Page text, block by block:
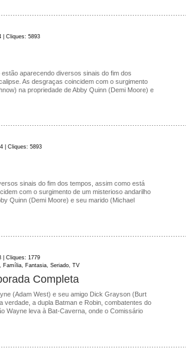
| Cliques: 5893
aparecendo diversos sinais do fim dos
As desgraças coincidem com o surgimento
na propriedade de Abby Quinn (Demi Moore) e
| Cliques: 5893
sinais do fim dos tempos, assim como está
com o surgimento de um misterioso andarilho
Quinn (Demi Moore) e seu marido (Michael
| Cliques: 1779
Família, Fantasia, Seriado, TV
Completa
(Adam West) e seu amigo Dick Grayson (Burt
verdade, a dupla Batman e Robin, combatentes do
Wayne leva à Bat-Caverna, onde o Comissário